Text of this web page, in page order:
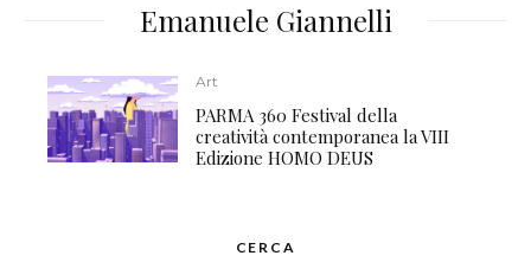
Emanuele Giannelli
Art
PARMA 360 Festival della
creatività contemporanea la VIII
Edizione HOMO DEUS
CERCA